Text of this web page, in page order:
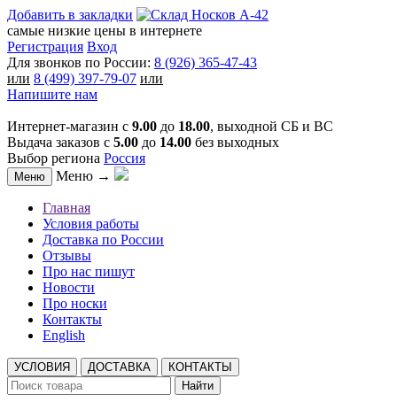
Добавить в закладки
самые низкие цены в интернете
Регистрация Вход
Для звонков по России: 8 (926) 365-47-43
или 8 (499) 397-79-07 или
Напишите нам
Интернет-магазин с 9.00 до 18.00, выходной СБ и ВС
Выдача заказов с 5.00 до 14.00 без выходных
Выбор региона Россия
Меню Меню →
Главная
Условия работы
Доставка по России
Отзывы
Про нас пишут
Новости
Про носки
Контакты
English
УСЛОВИЯ ДОСТАВКА
КОНТАКТЫ
Найти